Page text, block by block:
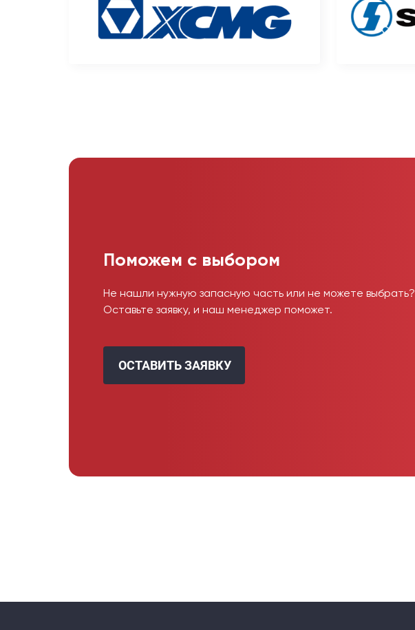
Поможем с выбором
Не нашли нужную запасную часть или не можете выбрать?
Оставьте заявку, и наш менеджер поможет.
ОСТАВИТЬ ЗАЯВКУ